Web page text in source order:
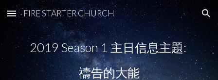
Skip to main content Skip to navigation
FIRE STARTER CHURCH
2019 Season 1 主日信息主題:
禱告的大能